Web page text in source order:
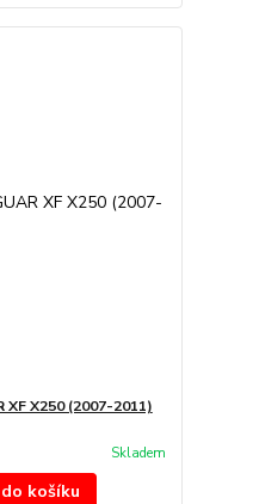
XF X250 (2007-2011)
Skladem
košíku